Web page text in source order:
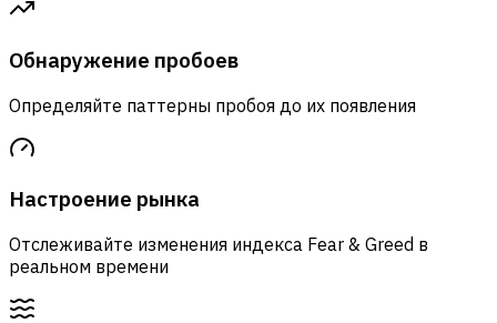
Обнаружение пробоев
Определяйте паттерны пробоя до их появления
Настроение рынка
Отслеживайте изменения индекса Fear & Greed в
реальном времени